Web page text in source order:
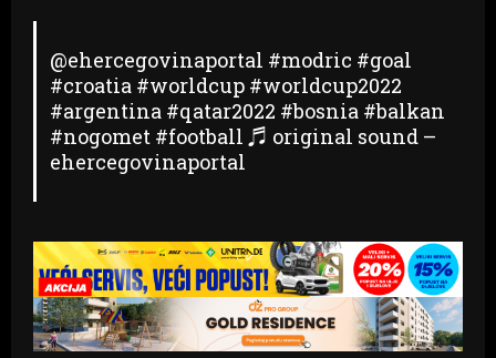
@ehercegovinaportal #modric #goal
#croatia #worldcup #worldcup2022
#argentina #qatar2022 #bosnia #balkan
#nogomet #football ♬ original sound –
ehercegovinaportal